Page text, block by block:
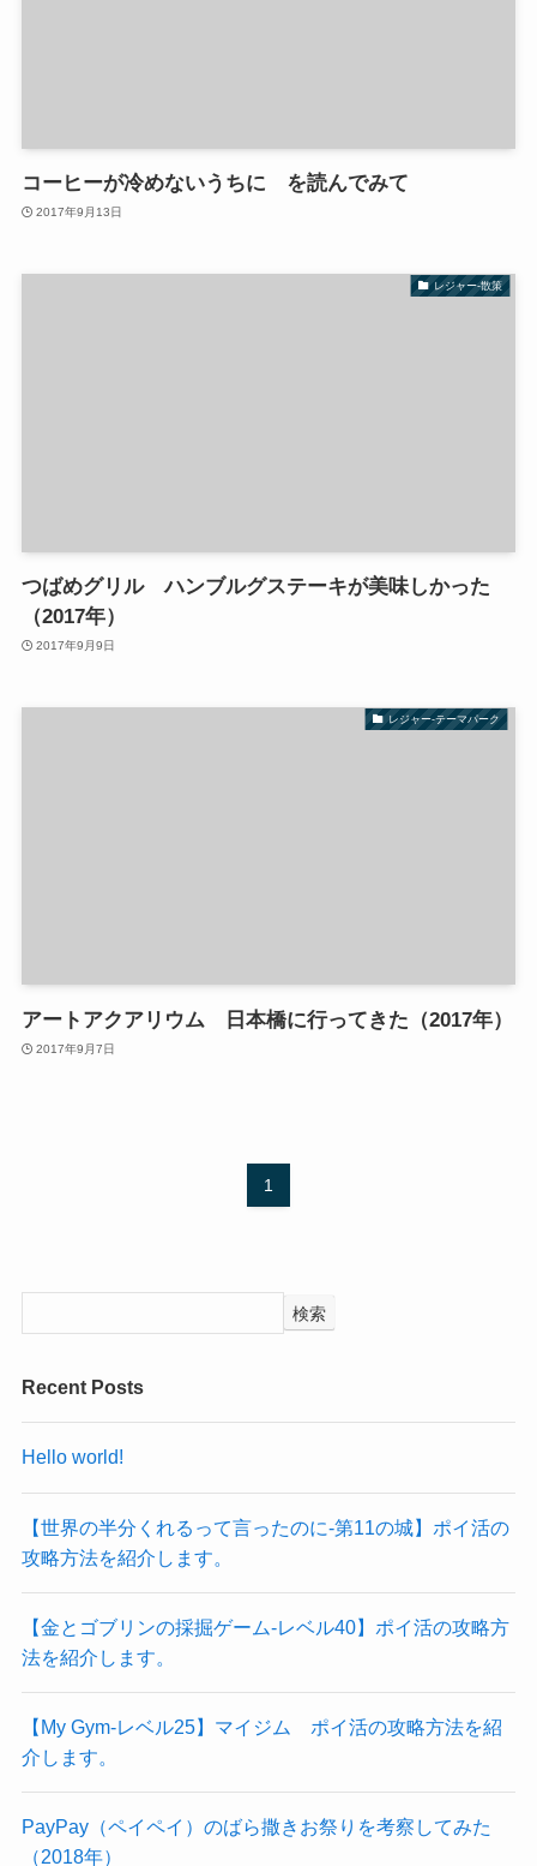
コーヒーが冷めないうちに を読んでみて
2017年9月13日
レジャー-散策
つばめグリル ハンブルグステーキが美味しかった
（2017年）
2017年9月9日
レジャー-テーマパーク
アートアクアリウム 日本橋に行ってきた（2017年）
2017年9月7日
1
検索
Recent Posts
Hello world!
【世界の半分くれるって言ったのに‐第11の城】ポイ活の
攻略方法を紹介します。
【金とゴブリンの採掘ゲーム-レベル40】ポイ活の攻略方
法を紹介します。
【My Gym-レベル25】マイジム ポイ活の攻略方法を紹
介します。
PayPay（ペイペイ）のばら撒きお祭りを考察してみた
（2018年）